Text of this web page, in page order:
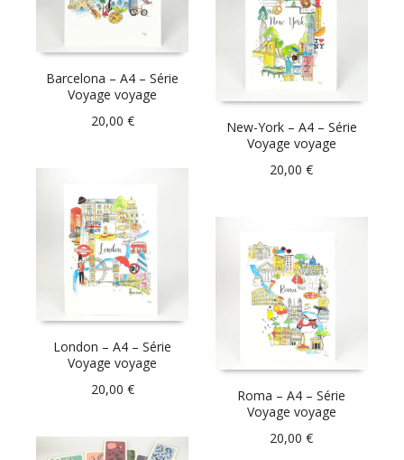
Barcelona – A4 – Série
Voyage voyage
20,00 €
New-York – A4 – Série
Voyage voyage
20,00€
London – A4 – Série
Voyage voyage
20,00 €
Roma – A4 – Série
Voyage voyage
20,00€